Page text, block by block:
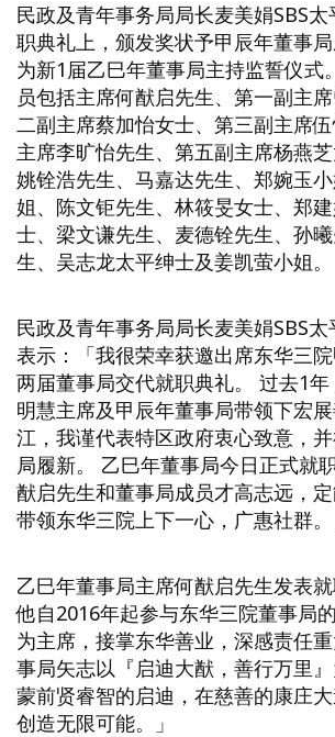
民政及青年事务局局长麦美娟SBS
职典礼上，颁发奖状予甲辰年董事
为新1届乙巳年董事局主持监誓仪式
员包括主席何猷启先生、第一副主
二副主席蔡加怡女士、第三副主席
主席李旷怡先生、第五副主席杨燕
姚铨浩先生、马嘉达先生、郑婉玉
姐、陈文钜先生、林筱旻女士、郑
士、梁文谦先生、麦德铨先生、孙
生、吴志龙太平绅士及姜凯萤小姐。
民政及青年事务局局长麦美娟SBS
表示：「我很荣幸获邀出席东华三
两届董事局交代就职典礼。 过去1
明慧主席及甲辰年董事局带领下宏
江，我谨代表特区政府衷心致意，
局履新。 乙巳年董事局今日正式就
猷启先生和董事局成员才高志远，
带领东华三院上下一心，广惠社群。
乙巳年董事局主席何猷启先生发表
他自2016年起参与东华三院董事局
为主席，接掌东华善业，深感责任
事局矢志以『启迪大猷，善行万里
蒙前贤睿智的启迪，在慈善的康庄
创造无限可能。」